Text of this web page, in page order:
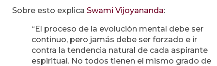
Sobre esto explica Swami Vijoyananda:
“El proceso de la evolución mental debe ser
continuo, pero jamás debe ser forzado e ir
contra la tendencia natural de cada aspirante
espiritual. No todos tienen el mismo grado de